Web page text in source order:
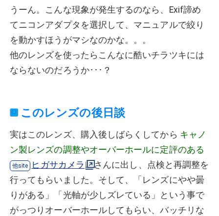
うーん。こんな現象が発生するのなら、Exif諦め
てニコンアダプタを選択して、マニュアルで絞り
を動かすほうがマシなのかな。。。
他のレンズを使ったらこんなに酷いチラツキには
ならないのだろうか･･･？
このレンズの後日談
実はこのレンズ、購入後しばらくしてから キャノ
ン製レンズの調整やオーバーホールに定評のある
ヒガサカメラ
さんに出し、点検と再調整を
行ってもらいました。そして、「レンズにやや曇
りがある」「光軸が少しズレている」という事で
がっつりオーバーホールしてもらい、バッチリな